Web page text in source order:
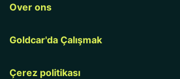
Over ons
Goldcar'da Çalışmak
Çerez politikası